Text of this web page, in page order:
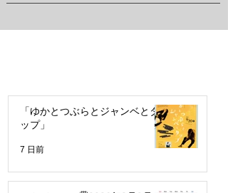
「ゆかとつぶらとジャンベとタ
ップ」
7 日前